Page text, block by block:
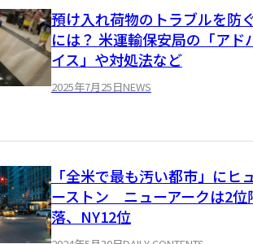
預け入れ荷物のトラブルを防
には？ 米運輸保安局の「アド
イス」や対処法など
2025年7月25日NEWS
「全米で最も汚い都市」にヒ
ーストン ニューアークは2位
落、NY12位